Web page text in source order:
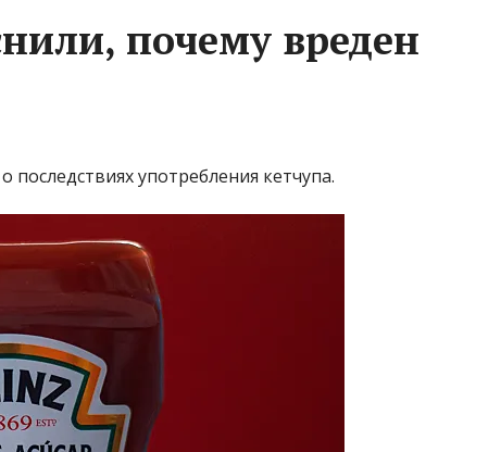
почему вреден
употребления кетчупа.